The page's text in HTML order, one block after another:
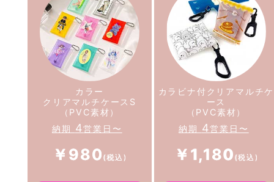
カラー
クリアマルチケースS
（PVC素材）
納期 4営業日〜
￥980
カラビナ付クリアマルチケ
ース
（PVC素材）
納期 4営業日〜
￥1,180